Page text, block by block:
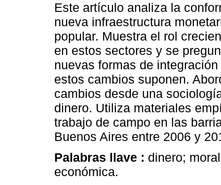
Este artículo analiza la
nueva infraestructura
popular. Muestra el rol
en estos sectores y se
nuevas formas de
estos cambios suponen.
cambios desde una
dinero. Utiliza materiales
trabajo de campo en las
Buenos Aires entre 2006 y
Palabras llave : dinero;
económica.